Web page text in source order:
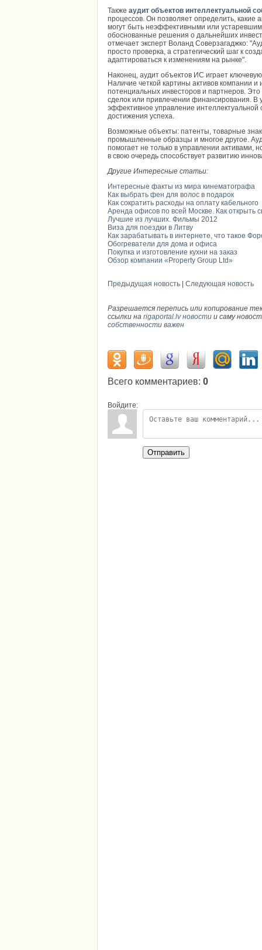
Также аудит объектов интеллектуальной
процессов. Он позволяет определить, какие
могут быть неэффективными или
обоснованные решения о дальнейших
отмечает эксперт Воланд Соверзагаджко:
просто проверка, а стратегический шаг к
адаптироваться к изменениям на рынке".
Наконец, аудит объектов ИС играет
Наличие четкой картины активов компании
потенциальных инвесторов и партнеров.
сделок или привлечении финансирования. В
эффективное управление
достижения успеха.
Возможные объекты: патенты, товарные
промышленные образцы и многое другое.
помогает не только в управлении активами,
в свою очередь способствует развитию
Другие Интересные статьи:
Интересные факты из мира кинематографа
Как выбрать фен для волос в подарок
Как сократить расходы на оплату кабельного
Аренда офисов по всей Москве. Как открыть
Лучшие из лучших. Фильмы 2012
Виза для поездки в Литву
Как зарабатывать в интернете, что такое
Обогреватели для дома и офиса
Покупка и изготовление кухни на заказ
Обзор компании «Property Group Ltd»
Предыдущая новость | Следующая новость
Разрешается перепись или копирование
ссылки на rigaportal.lv новости и саму
собственности важен
Всего комментариев: 0
Войдите:
Отправить